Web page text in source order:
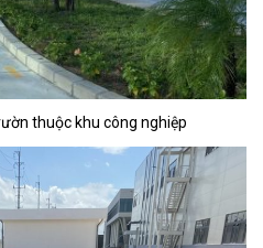
thuộc khu công nghiệp